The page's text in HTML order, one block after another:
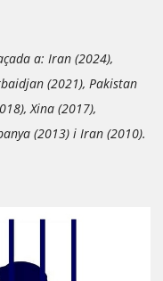
a: Iran (2024),
(2021), Pakistan
Xina (2017),
(2013) i Iran (2010).